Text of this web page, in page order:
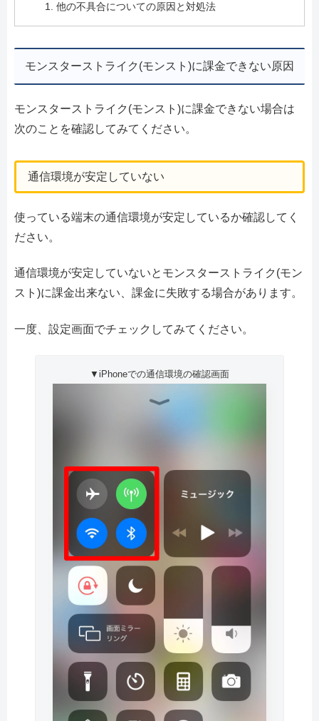
他の不具合についての原因と対処法
モンスターストライク(モンスト)に課金できない原因
モンスターストライク(モンスト)に課金できない場合は
次のことを確認してみてください。
通信環境が安定していない
使っている端末の通信環境が安定しているか確認してく
ださい。
通信環境が安定していないとモンスターストライク(モン
スト)に課金出来ない、課金に失敗する場合があります。
一度、設定画面でチェックしてみてください。
▼iPhoneでの通信環境の確認画面